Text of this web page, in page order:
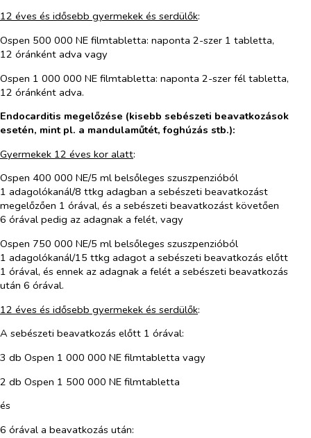
12 éves és idősebb gyermekek és serdülők:
Ospen 500 000 NE filmtabletta: naponta 2-szer 1 tabletta,
12 óránként adva vagy
Ospen 1 000 000 NE filmtabletta: naponta 2-szer fél tabletta,
12 óránként adva.
Endocarditis megelőzése (kisebb sebészeti beavatkozások
esetén, mint pl. a mandulaműtét, foghúzás stb.):
Gyermekek 12 éves kor alatt:
Ospen 400 000 NE/5 ml belsőleges szuszpenzióból
1 adagolókanál/8 ttkg adagban a sebészeti beavatkozást
megelőzően 1 órával, és a sebészeti beavatkozást követően
6 órával pedig az adagnak a felét, vagy
Ospen 750 000 NE/5 ml belsőleges szuszpenzióból
1 adagolókanál/15 ttkg adagot a sebészeti beavatkozás előtt
1 órával, és ennek az adagnak a felét a sebészeti beavatkozás
után 6 órával.
12 éves és idősebb gyermekek és serdülők:
A sebészeti beavatkozás előtt 1 órával:
3 db Ospen 1 000 000 NE filmtabletta vagy
2 db Ospen 1 500 000 NE filmtabletta
és
6 órával a beavatkozás után: